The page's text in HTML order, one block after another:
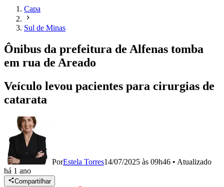
Capa
Sul de Minas
Ônibus da prefeitura de Alfenas tomba
em rua de Areado
Veículo levou pacientes para cirurgias de
catarata
PorEstela Torres14/07/2025 às 09h46 • Atualizado
há 1 ano
Compartilhar